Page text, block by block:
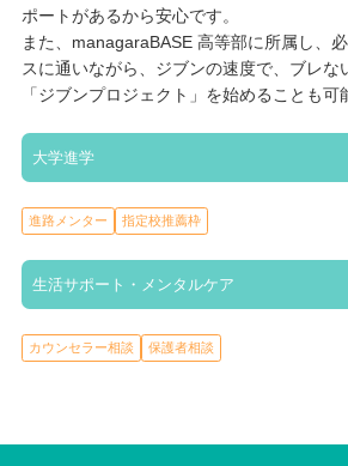
ポートがあるから安心です。
また、managaraBASE 高等部に所属し、
スに通いながら、ジブンの速度で、ブレな
「ジブンプロジェクト」を始めることも可
大学進学
進路メンター 指定校推薦枠
生活サポート・メンタルケア
カウンセラー相談 保護者相談